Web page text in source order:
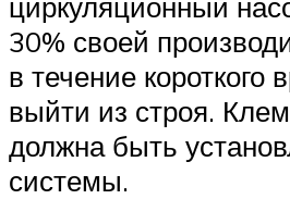
30% своей
в течение короткого
выйти из строя.
должна быть
системы.